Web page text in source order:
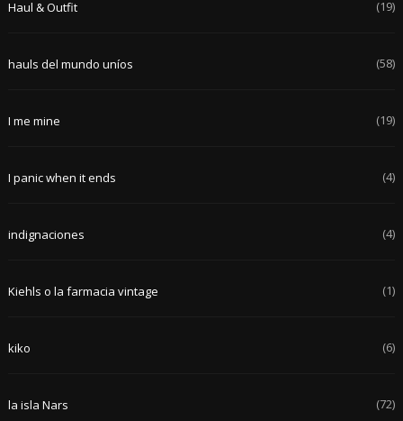
Haul & Outfit (19)
hauls del mundo uníos (58)
I me mine (19)
I panic when it ends (4)
indignaciones (4)
Kiehls o la farmacia vintage (1)
kiko (6)
la isla Nars (72)